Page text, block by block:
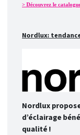
> Découvrez le
Nordlux:
Nordlux
d’éclairage
qualité !